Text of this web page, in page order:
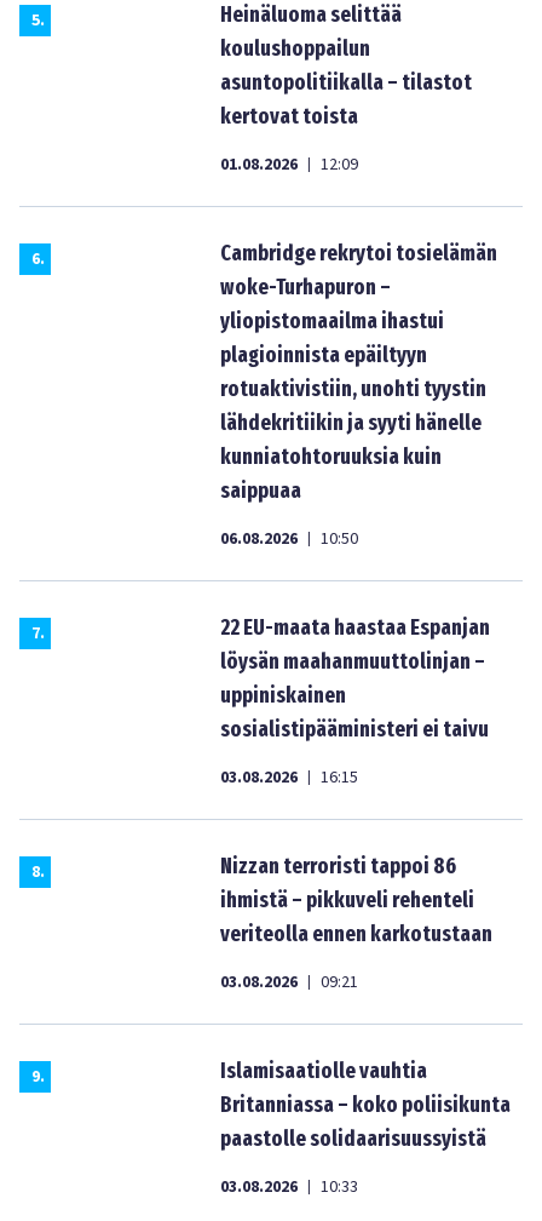
5.
Heinäluoma selittää
koulushoppailun
asuntopolitiikalla – tilastot
kertovat toista
01.08.2026 | 12:09
6.
Cambridge rekrytoi tosielämän
woke-Turhapuron –
yliopistomaailma ihastui
plagioinnista epäiltyyn
rotuaktivistiin, unohti tyystin
lähdekritiikin ja syyti hänelle
kunniatohtoruuksia kuin
saippuaa
06.08.2026 | 10:50
7.
22 EU-maata haastaa Espanjan
löysän maahanmuuttolinjan –
uppiniskainen
sosialistipääministeri ei taivu
03.08.2026 | 16:15
8.
Nizzan terroristi tappoi 86
ihmistä – pikkuveli rehenteli
veriteolla ennen karkotustaan
03.08.2026 | 09:21
9.
Islamisaatiolle vauhtia
Britanniassa – koko poliisikunta
paastolle solidaarisuussyistä
03.08.2026 | 10:33